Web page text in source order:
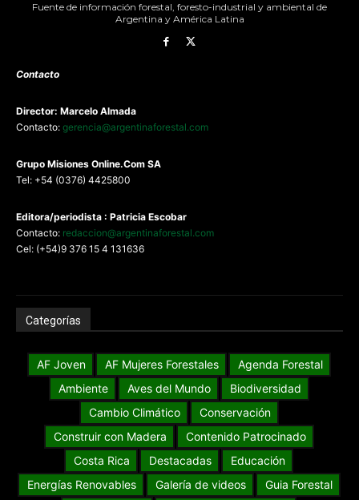
Fuente de información forestal, foresto-industrial y ambiental de
Argentina y América Latina
Contacto
Director: Marcelo Almada
Contacto: gerencia@argentinaforestal.com
Grupo Misiones Online.Com SA
Tel: +54 (0376) 4425800
Editora/periodista : Patricia Escobar
Contacto: redaccion@argentinaforestal.com
Cel: (+54)9 376 15 4 131636
Categorías
AF Joven AF Mujeres Forestales
Agenda Forestal
Ambiente
Aves del Mundo
Biodiversidad
Cambio Climático
Conservación
Construir con Madera
Contenido Patrocinado
Costa Rica
Destacadas
Educación
Energías Renovables
Galería de videos
Guia Forestal